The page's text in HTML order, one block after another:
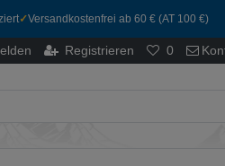
✓Versandkostenfrei ab 60 € (AT 100 €)
Registrieren 0